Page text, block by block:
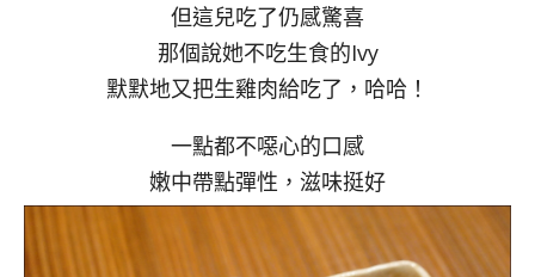
但這兒吃了仍感驚喜
那個說她不吃生食的Ivy
默默地又把生雞肉給吃了，哈哈！
一點都不噁心的口感
嫩中帶點彈性，滋味挺好